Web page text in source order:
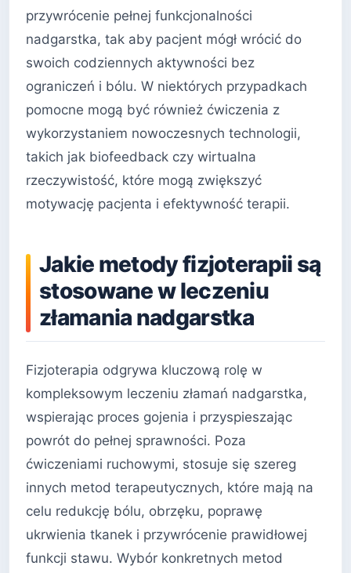
przywrócenie pełnej funkcjonalności
nadgarstka, tak aby pacjent mógł wrócić do
swoich codziennych aktywności bez
ograniczeń i bólu. W niektórych przypadkach
pomocne mogą być również ćwiczenia z
wykorzystaniem nowoczesnych technologii,
takich jak biofeedback czy wirtualna
rzeczywistość, które mogą zwiększyć
motywację pacjenta i efektywność terapii.
Jakie metody fizjoterapii są
stosowane w leczeniu
złamania nadgarstka
Fizjoterapia odgrywa kluczową rolę w
kompleksowym leczeniu złamań nadgarstka,
wspierając proces gojenia i przyspieszając
powrót do pełnej sprawności. Poza
ćwiczeniami ruchowymi, stosuje się szereg
innych metod terapeutycznych, które mają na
celu redukcję bólu, obrzęku, poprawę
ukrwienia tkanek i przywrócenie prawidłowej
funkcji stawu. Wybór konkretnych metod